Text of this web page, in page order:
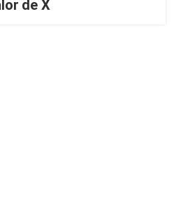
de X